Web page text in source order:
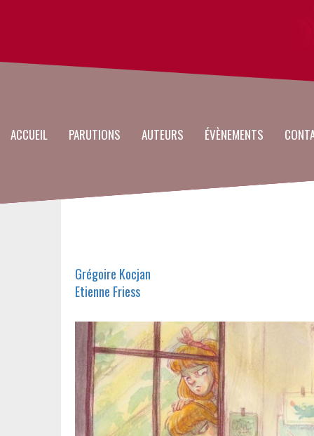
principal
ACCUEIL PARUTIONS AUTEURS ÉVÈNEMENTS
Auteurs
Grégoire Kocjan
Etienne Friess
Image
tête